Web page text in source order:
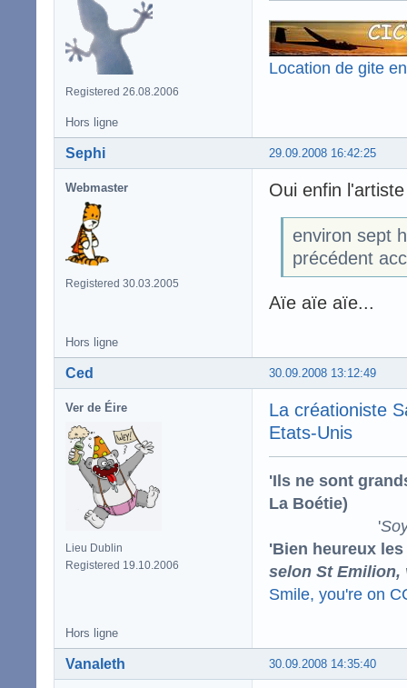
Registered 26.08.2006
Location de gite
Hors ligne
29.09.2008 16:42:25
Sephi
Webmaster
Registered 30.03.2005
Oui enfin
environ sept
précédent
Aïe aïe aïe...
Hors ligne
30.09.2008 13:12:49
Ced
Ver de Éire
Lieu Dublin
Registered 19.10.2006
La créationiste
Etats-Unis
'Ils ne sont
La Boétie)
'
'Bien heureux
selon St Emilion,
Smile, you're on
Hors ligne
30.09.2008 14:35:40
Vanaleth